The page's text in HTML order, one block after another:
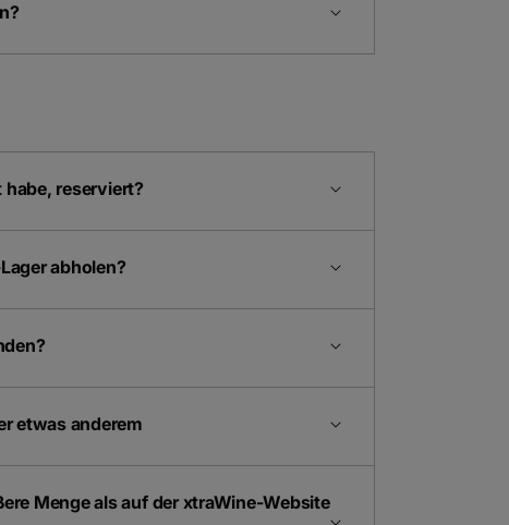
habe, reserviert?
abholen?
etwas anderem
Menge als auf der xtraWine-Website